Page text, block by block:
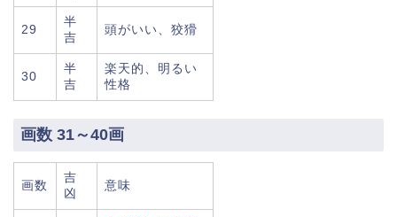
29
半
吉
頭がいい、狡猾
30
半
吉
楽天的、明るい
性格
画数 31～40画
画数
吉
凶
意味